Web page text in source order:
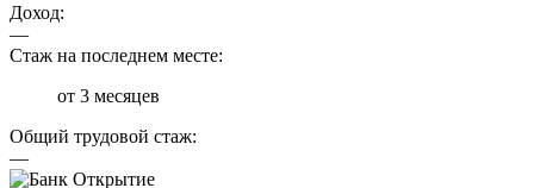
Доход:
—
Стаж на последнем месте:
от 3 месяцев
Общий трудовой стаж:
—